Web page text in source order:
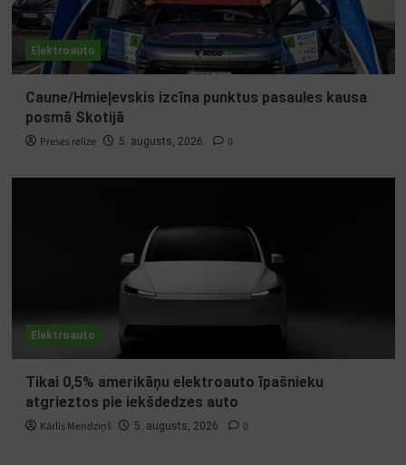
Elektroauto
Caune/Hmieļevskis izcīna punktus pasaules kausa
posmā Skotijā
Preses relīze 5. augusts, 2026. 0
Elektroauto
Tikai 0,5% amerikāņu elektroauto īpašnieku
atgrieztos pie iekšdedzes auto
Kārlis Mendziņš 5. augusts, 2026. 0